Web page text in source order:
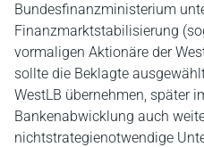
Bundesfinanzministerium
Finanzmarktstabilisierung
vormaligen Aktionäre der
sollte die Beklagte
WestLB übernehmen, später
Bankenabwicklung auch
nichtstrategienotwendige